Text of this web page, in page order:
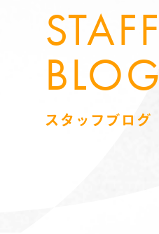
STAFF
BLOG
スタッフブログ